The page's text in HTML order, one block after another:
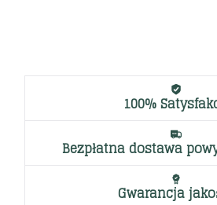
100%
Bezpłatna dostawa
Gwarancja